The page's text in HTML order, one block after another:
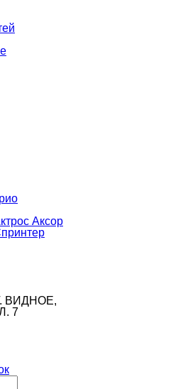
Аксор
ВИДНОЕ,
7